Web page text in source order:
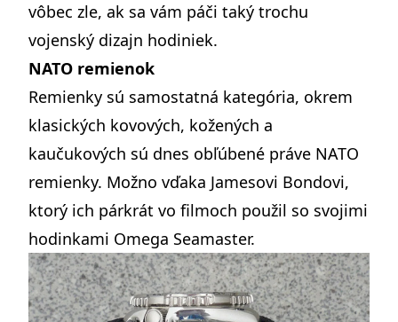
vôbec zle, ak sa vám páči taký trochu
vojenský dizajn hodiniek.
NATO remienok
Remienky sú samostatná kategória, okrem
klasických kovových, kožených a
kaučukových sú dnes obľúbené práve NATO
remienky. Možno vďaka Jamesovi Bondovi,
ktorý ich párkrát vo filmoch použil so svojimi
hodinkami Omega Seamaster.